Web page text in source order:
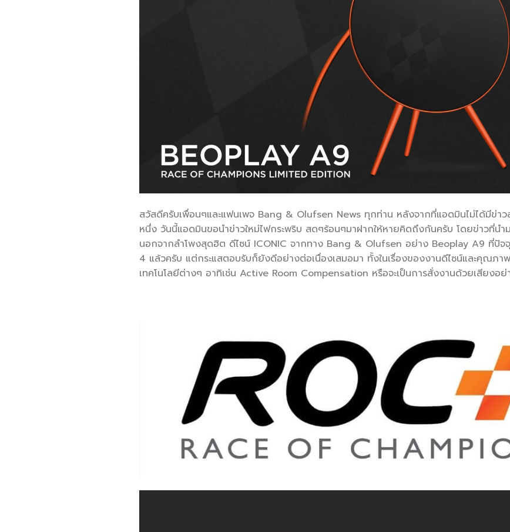
สวัสดีครับเพื่อนๆและแฟนเพจ Bang & Olufsen News ทุกท่าน หลังจากที่แอดมินไม่ได้มีข่า
หนึ่ง วันนี้แอดมินขอนำข่าวใหม่ไฟกระพริบ สดๆร้อนๆมาฝากให้หายคิดถึงกันครับ โดยข่าวที่นำม
นอกจากลำโพงสุดฮิต ดีไซน์ ICONIC จากทาง Bang & Olufsen อย่าง Beoplay A9 ที่ปั
4 แล้วครับ แต่กระแสตอบรับก็ยังดีอย่างต่อเนื่องเสมอมา ทั้งในเรื่องของงานดีไซน์และคุณภ
เทคโนโลยีต่างๆ อาทิเช่น Active Room Compensation หรือจะเป็นการสั่งงานด้วยเสียง